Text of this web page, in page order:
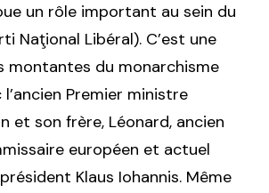
un rôle important au sein du
Naţional Libéral). C’est une
montantes du monarchisme
Premier ministre
et son frère, Léonard, ancien
européen et actuel
Klaus Iohannis. Même